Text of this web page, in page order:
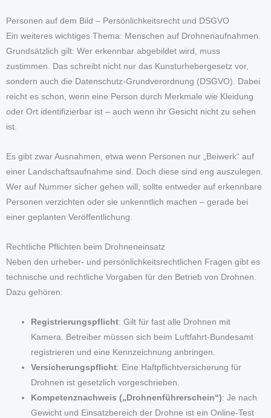
Personen auf dem Bild – Persönlichkeitsrecht und DSGVO
Ein weiteres wichtiges Thema: Menschen auf Drohnenaufnahmen.
Grundsätzlich gilt: Wer erkennbar abgebildet wird, muss
zustimmen. Das schreibt nicht nur das Kunsturhebergesetz vor,
sondern auch die Datenschutz-Grundverordnung (DSGVO). Dabei
reicht es schon, wenn eine Person durch Merkmale wie Kleidung
oder Ort identifizierbar ist – auch wenn ihr Gesicht nicht zu sehen
ist.
Es gibt zwar Ausnahmen, etwa wenn Personen nur „Beiwerk“ auf
einer Landschaftsaufnahme sind. Doch diese sind eng auszulegen.
Wer auf Nummer sicher gehen will, sollte entweder auf erkennbare
Personen verzichten oder sie unkenntlich machen – gerade bei
einer geplanten Veröffentlichung.
Rechtliche Pflichten beim Drohneneinsatz
Neben den urheber- und persönlichkeitsrechtlichen Fragen gibt es
technische und rechtliche Vorgaben für den Betrieb von Drohnen.
Dazu gehören:
Registrierungspflicht: Gilt für fast alle Drohnen mit
Kamera. Betreiber müssen sich beim Luftfahrt-Bundesamt
registrieren und eine Kennzeichnung anbringen.
Versicherungspflicht: Eine Haftpflichtversicherung für
Drohnen ist gesetzlich vorgeschrieben.
Kompetenznachweis („Drohnenführerschein“): Je nach
Gewicht und Einsatzbereich der Drohne ist ein Online-Test